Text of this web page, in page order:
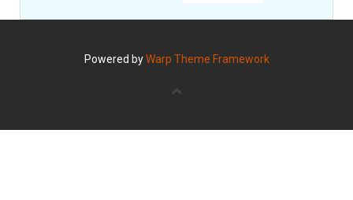
Powered byWarp Theme Framework